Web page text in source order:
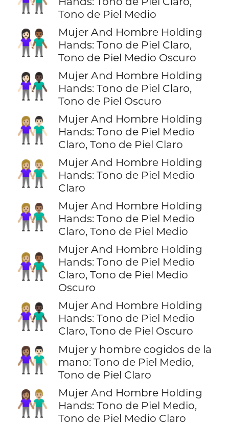
Tono de Piel Medio
👩🏻‍🤝‍👨🏾
Mujer And Hombre Holding
Hands: Tono de Piel Claro,
Tono de Piel Medio Oscuro
👩🏻‍🤝‍👨🏿
Mujer And Hombre Holding
Hands: Tono de Piel Claro,
Tono de Piel Oscuro
👩🏼‍🤝‍👨🏻
Mujer And Hombre Holding
Hands: Tono de Piel Medio
Claro, Tono de Piel Claro
👫🏼
Mujer And Hombre Holding
Hands: Tono de Piel Medio
Claro
👩🏼‍🤝‍👨🏽
Mujer And Hombre Holding
Hands: Tono de Piel Medio
Claro, Tono de Piel Medio
👩🏼‍🤝‍👨🏾
Mujer And Hombre Holding
Hands: Tono de Piel Medio
Claro, Tono de Piel Medio
Oscuro
👩🏼‍🤝‍👨🏿
Mujer And Hombre Holding
Hands: Tono de Piel Medio
Claro, Tono de Piel Oscuro
👩🏽‍🤝‍👨🏻
Mujer y hombre cogidos de la
mano: Tono de Piel Medio,
Tono de Piel Claro
👩🏽‍🤝‍👨🏼
Mujer And Hombre Holding
Hands: Tono de Piel Medio,
Tono de Piel Medio Claro